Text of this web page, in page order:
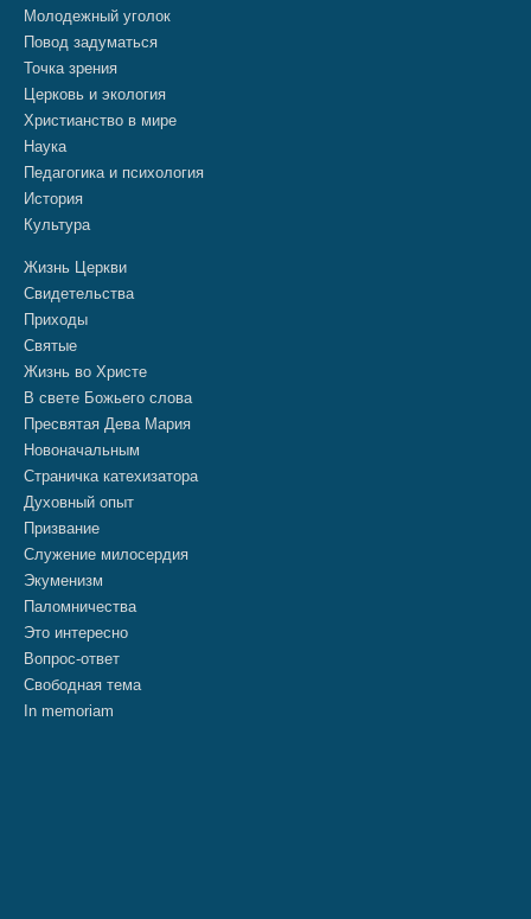
Молодежный уголок
Повод задуматься
Точка зрения
Церковь и экология
Христианство в мире
Наука
Педагогика и психология
История
Культура
Жизнь Церкви
Свидетельства
Приходы
Святые
Жизнь во Христе
В свете Божьего слова
Пресвятая Дева Мария
Новоначальным
Страничка катехизатора
Духовный опыт
Призвание
Служение милосердия
Экуменизм
Паломничества
Это интересно
Вопрос-ответ
Свободная тема
In memoriam